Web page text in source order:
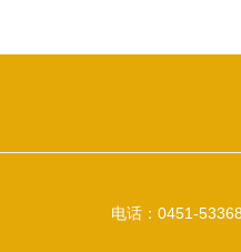
电话：0451-